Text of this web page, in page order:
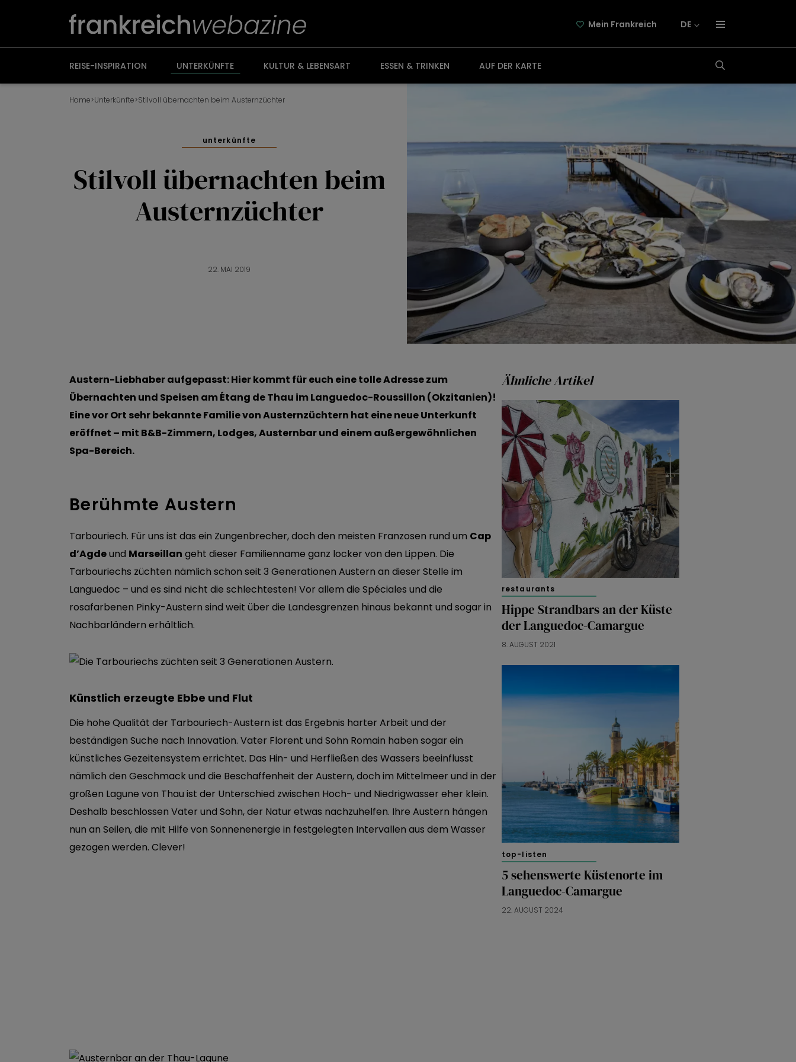
Mein Frankreich DE
REISE-INSPIRATION UNTERKÜNFTE KULTUR & LEBENSART ESSEN & TRINKEN AUF DER KARTE
Home>Unterkünfte>Stilvoll übernachten beim Austernzüchter
unterkünfte
Stilvoll übernachten beim
Austernzüchter
22. MAI 2019
Austern-Liebhaber aufgepasst: Hier kommt für euch eine tolle Adresse zum
Übernachten und Speisen am Étang de Thau im Languedoc-Roussillon (Okzitanien)!
Eine vor Ort sehr bekannte Familie von Austernzüchtern hat eine neue Unterkunft
eröffnet – mit B&B-Zimmern, Lodges, Austernbar und einem außergewöhnlichen
Spa-Bereich.
Berühmte Austern
Tarbouriech. Für uns ist das ein Zungenbrecher, doch den meisten Franzosen rund um Cap
d’Agdeund Marseillan geht dieser Familienname ganz locker von den Lippen. Die
Tarbouriechs züchten nämlich schon seit 3 Generationen Austern an dieser Stelle im
Languedoc – und es sind nicht die schlechtesten! Vor allem die Spéciales und die
rosafarbenen Pinky-Austern sind weit über die Landesgrenzen hinaus bekannt und sogar in
Nachbarländern erhältlich.
Künstlich erzeugte Ebbe und Flut
Die hohe Qualität der Tarbouriech-Austern ist das Ergebnis harter Arbeit und der
beständigen Suche nach Innovation. Vater Florent und Sohn Romain haben sogar ein
künstliches Gezeitensystem errichtet. Das Hin- und Herfließen des Wassers beeinflusst
nämlich den Geschmack und die Beschaffenheit der Austern, doch im Mittelmeer und in der
großen Lagune von Thau ist der Unterschied zwischen Hoch- und Niedrigwasser eher klein.
Deshalb beschlossen Vater und Sohn, der Natur etwas nachzuhelfen. Ihre Austern hängen
nun an Seilen, die mit Hilfe von Sonnenenergie in festgelegten Intervallen aus dem Wasser
gezogen werden. Clever!
Ähnliche Artikel
restaurants
Hippe Strandbars an der Küste
der Languedoc-Camargue
8. AUGUST 2021
top-listen
5 sehenswerte Küstenorte im
Languedoc-Camargue
22. AUGUST 2024